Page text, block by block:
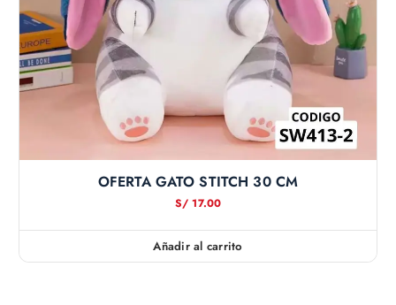
OFERTA GATO STITCH 30 CM
S/ 17.00
Añadir al carrito